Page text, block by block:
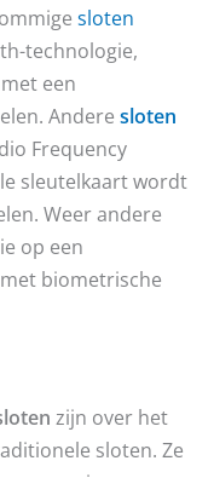
sloten
technologie,
een
Andere sloten
Frequency
sleutelkaart wordt
Weer andere
op een
biometrische
zijn over het
sloten. Ze